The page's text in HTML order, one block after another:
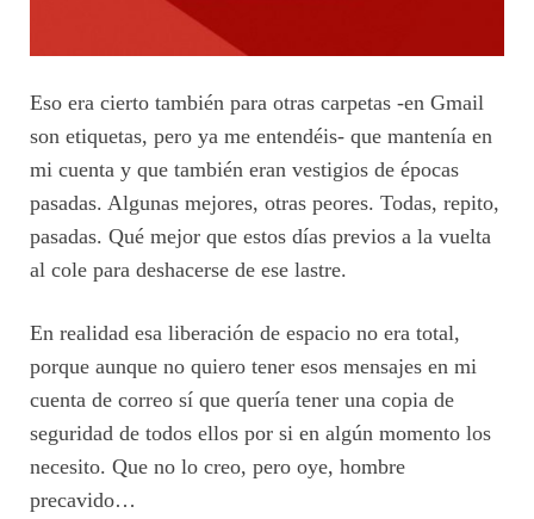
Eso era cierto también para otras carpetas -en Gmail
son etiquetas, pero ya me entendéis- que mantenía en
mi cuenta y que también eran vestigios de épocas
pasadas. Algunas mejores, otras peores. Todas, repito,
pasadas. Qué mejor que estos días previos a la vuelta
al cole para deshacerse de ese lastre.
En realidad esa liberación de espacio no era total,
porque aunque no quiero tener esos mensajes en mi
cuenta de correo sí que quería tener una copia de
seguridad de todos ellos por si en algún momento los
necesito. Que no lo creo, pero oye, hombre
precavido…